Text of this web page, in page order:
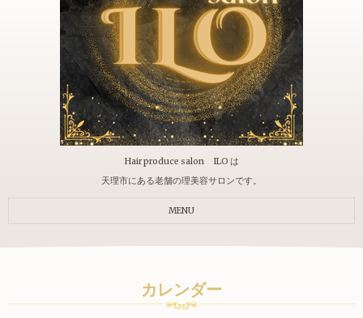
Hair produce salon ILO は
天理市にある老舗の理美容サロンです。
MENU
カレンダー